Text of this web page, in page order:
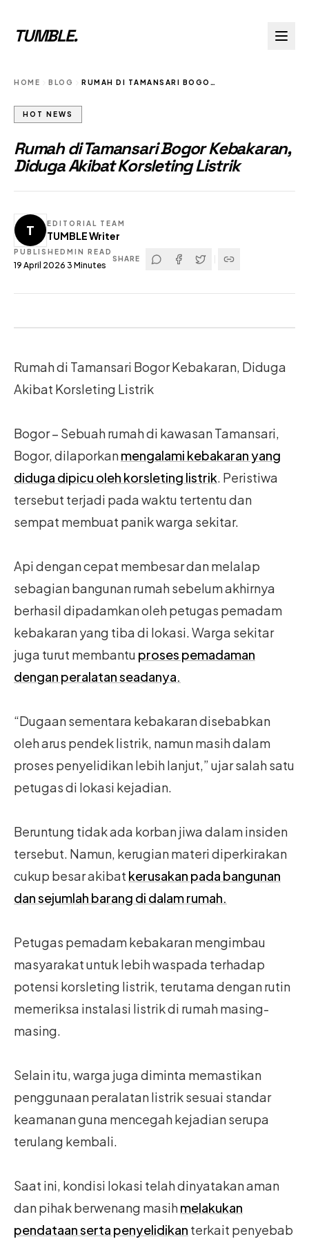
TUMBLE.
HOME BLOG RUMAH DI TAMANSARI BOGOR KEBAKARAN DIDUGA AKIBAT KORSLETING LISTRIK
HOT NEWS
Rumah di Tamansari Bogor Kebakaran,
Diduga Akibat Korsleting Listrik
T EDITORIAL TEAM
TUMBLE Writer
PUBLISHED
19 April 2026
MIN READ
3 Minutes
SHARE
Rumah di Tamansari Bogor Kebakaran, Diduga
Akibat Korsleting Listrik
Bogor – Sebuah rumah di kawasan Tamansari,
Bogor, dilaporkanmengalami kebakaran yang
diduga dipicu oleh korsleting listrik. Peristiwa
tersebut terjadi pada waktu tertentu dan
sempat membuat panik warga sekitar.
Api dengan cepat membesar dan melalap
sebagian bangunan rumah sebelum akhirnya
berhasil dipadamkan oleh petugas pemadam
kebakaran yang tiba di lokasi. Warga sekitar
juga turut membantu proses pemadaman
dengan peralatan seadanya.
“Dugaan sementara kebakaran disebabkan
oleh arus pendek listrik, namun masih dalam
proses penyelidikan lebih lanjut,” ujar salah satu
petugas di lokasi kejadian.
Beruntung tidak ada korban jiwa dalam insiden
tersebut. Namun, kerugian materi diperkirakan
cukup besar akibat kerusakan pada bangunan
dan sejumlah barang di dalam rumah.
Petugas pemadam kebakaran mengimbau
masyarakat untuk lebih waspada terhadap
potensi korsleting listrik, terutama dengan rutin
memeriksa instalasi listrik di rumah masing-
masing.
Selain itu, warga juga diminta memastikan
penggunaan peralatan listrik sesuai standar
keamanan guna mencegah kejadian serupa
terulang kembali.
Saat ini, kondisi lokasi telah dinyatakan aman
dan pihak berwenang masihmelakukan
pendataan serta penyelidikan terkait penyebab